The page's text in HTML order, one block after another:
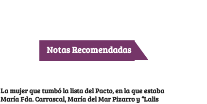
Notas Recomendadas
La mujer que tumbó la lista del Pacto, en la que estaba
María Fda. Carrascal, María del Mar Pizarro y “Lalis